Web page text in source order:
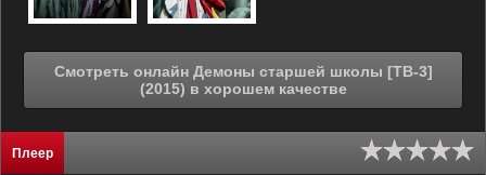
Смотреть онлайн Демоны старшей школы [ТВ-3]
(2015) в хорошем качестве
Плеер